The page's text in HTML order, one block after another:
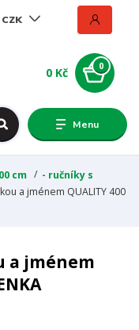
Menu
CZK
0
0 Kč
cm
- ručníky s
a jménem QUALITY 400
a jménem